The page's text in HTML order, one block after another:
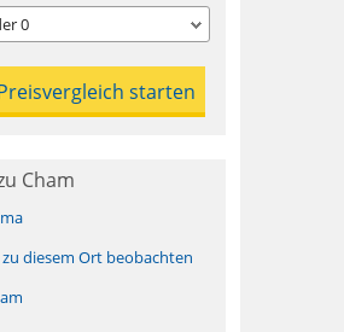
0
Cham
diesem Ort beobachten